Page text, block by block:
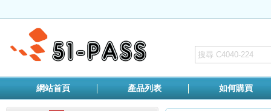
網站首頁 產品列表 如何購買